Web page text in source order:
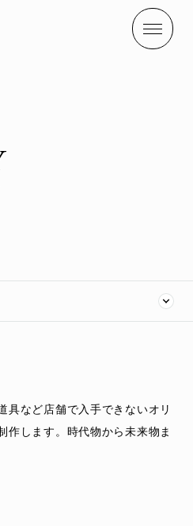
具など店舗で入手できないオリ
作します。時代物から未来物ま